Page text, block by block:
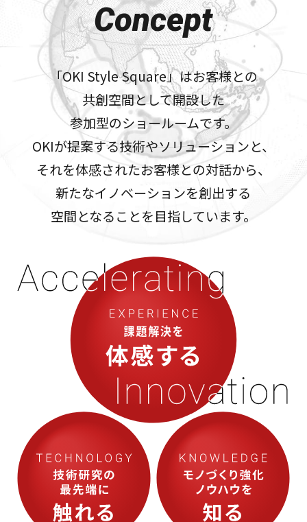
Concept
「OKI Style Square」はお客様との
共創空間として開設した
参加型のショールームです。
OKIが提案する技術やソリューションと、
それを体感されたお客様との対話から、
新たなイノベーションを創出する
空間となることを目指しています。